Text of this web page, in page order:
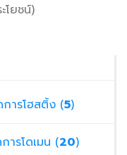
ยชน์)
ารโฮสติ้ง (5)
รโดเมน (20)